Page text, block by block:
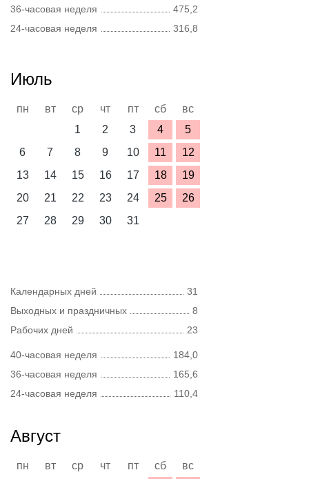
36-часовая неделя
475,2
24-часовая неделя
316,8
Июль
пн вт ср чт пт сб
вс
1
2 3 4
5
6
7 8 9 10 11
12
13
14 15 16 17 18
19
20
21 22 23 24 25
26
27
28 29 30 31
Календарных дней
31
Выходных и праздничных
8
Рабочих дней
23
40-часовая неделя
184,0
36-часовая неделя
165,6
24-часовая неделя
110,4
Август
пн вт ср чт пт сб
вс